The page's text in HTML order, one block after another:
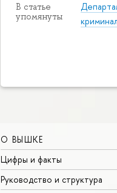
В статье
упомянуты
О ВЫШКЕ
Цифры и факты
Руководство и структура